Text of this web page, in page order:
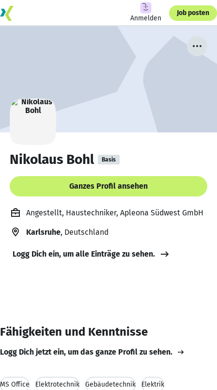
Anmelden
Job posten
Nikolaus Bohl Basis
Ganzes Profil ansehen
Angestellt, Haustechniker, Apleona Südwest GmbH
Karlsruhe, Deutschland
Logg Dich ein, um alle Einträge zu sehen.
Fähigkeiten und Kenntnisse
Logg Dich jetzt ein, um das ganze Profil zu sehen.
MS Office Elektrotechnik Gebäudetechnik Elektrik